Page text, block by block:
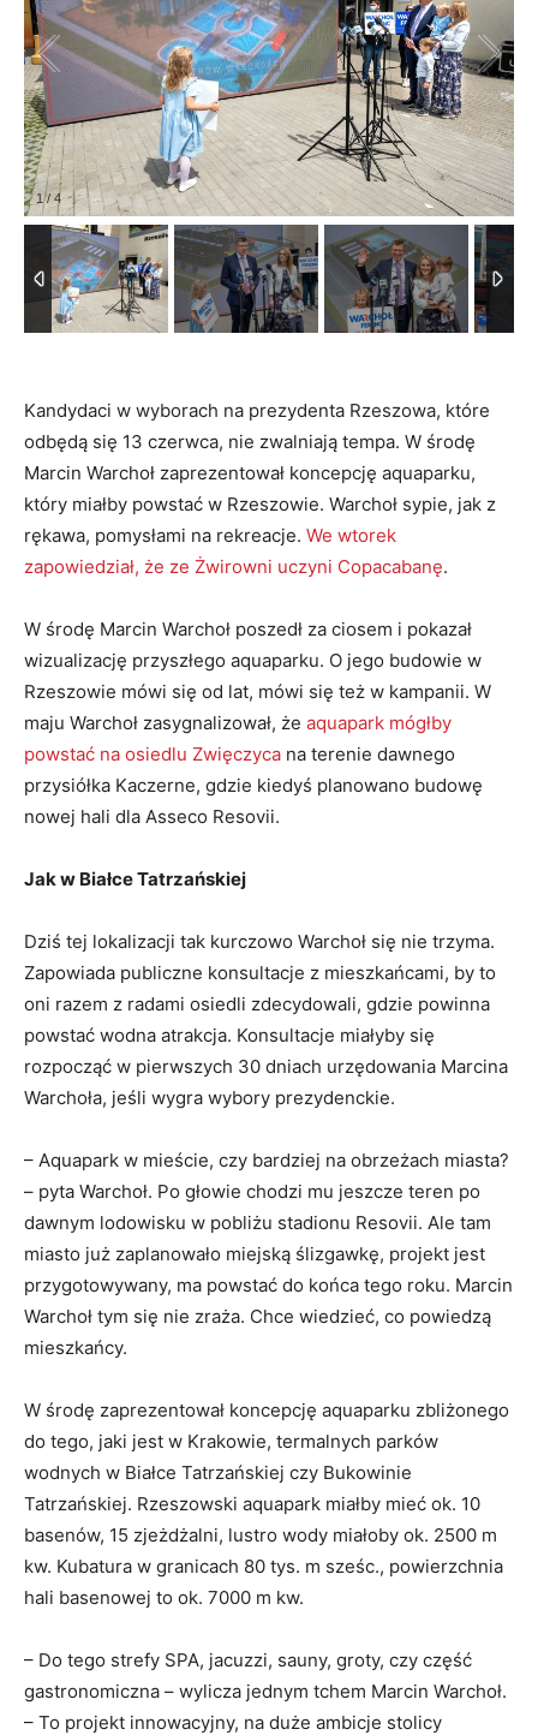
1/ 4
Kandydaci w wyborach na prezydenta Rzeszowa, które
odbędą się 13 czerwca, nie zwalniają tempa. W środę
Marcin Warchoł zaprezentował koncepcję aquaparku,
który miałby powstać w Rzeszowie. Warchoł sypie, jak z
rękawa, pomysłami na rekreacje. We wtorek
zapowiedział, że ze Żwirowni uczyni Copacabanę.
W środę Marcin Warchoł poszedł za ciosem i pokazał
wizualizację przyszłego aquaparku. O jego budowie w
Rzeszowie mówi się od lat, mówi się też w kampanii. W
maju Warchoł zasygnalizował, że aquapark mógłby
powstać na osiedlu Zwięczyca na terenie dawnego
przysiółka Kaczerne, gdzie kiedyś planowano budowę
nowej hali dla Asseco Resovii.
Jak w Białce Tatrzańskiej
Dziś tej lokalizacji tak kurczowo Warchoł się nie trzyma.
Zapowiada publiczne konsultacje z mieszkańcami, by to
oni razem z radami osiedli zdecydowali, gdzie powinna
powstać wodna atrakcja. Konsultacje miałyby się
rozpocząć w pierwszych 30 dniach urzędowania Marcina
Warchoła, jeśli wygra wybory prezydenckie.
– Aquapark w mieście, czy bardziej na obrzeżach miasta?
– pyta Warchoł. Po głowie chodzi mu jeszcze teren po
dawnym lodowisku w pobliżu stadionu Resovii. Ale tam
miasto już zaplanowało miejską ślizgawkę, projekt jest
przygotowywany, ma powstać do końca tego roku. Marcin
Warchoł tym się nie zraża. Chce wiedzieć, co powiedzą
mieszkańcy.
W środę zaprezentował koncepcję aquaparku zbliżonego
do tego, jaki jest w Krakowie, termalnych parków
wodnych w Białce Tatrzańskiej czy Bukowinie
Tatrzańskiej. Rzeszowski aquapark miałby mieć ok. 10
basenów, 15 zjeżdżalni, lustro wody miałoby ok. 2500 m
kw. Kubatura w granicach 80 tys. m sześc., powierzchnia
hali basenowej to ok. 7000 m kw.
– Do tego strefy SPA, jacuzzi, sauny, groty, czy część
gastronomiczna – wylicza jednym tchem Marcin Warchoł.
– To projekt innowacyjny, na duże ambicje stolicy